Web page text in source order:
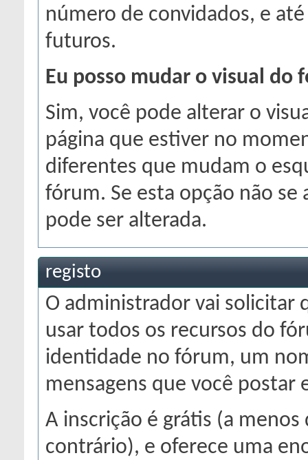
número de convidados, e
futuros.
Eu posso mudar o visual do
Sim, você pode alterar o
página que estiver no
diferentes que mudam o
fórum. Se esta opção não
pode ser alterada.
registo
O administrador vai solicitar
usar todos os recursos do
identidade no fórum, um
mensagens que você
A inscrição é grátis (a
contrário), e oferece uma